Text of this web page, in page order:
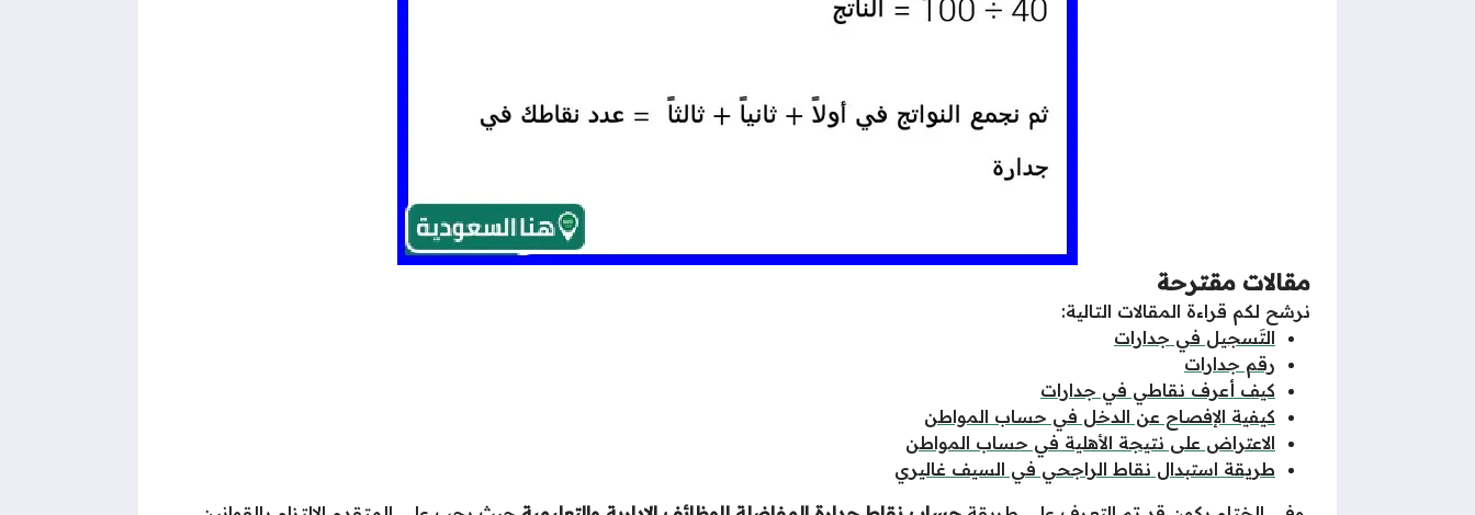
مقالات مقترحة
نرشح لكم قراءة المقالات التالية:
التَسجيل في جدارات
رقم جدارات
كيف أعرف نقاطي في جدارات
كيفية الإفصاح عن الدخل في حساب المواطن
الاعتراض على نتيجة الأهلية في حساب المواطن
طريقة استبدال نقاط الراجحي في السيف غاليري